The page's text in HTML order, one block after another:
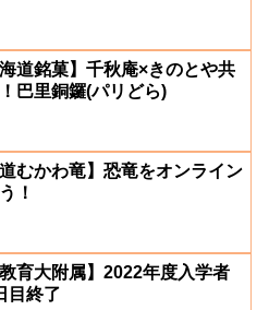
海道銘菓】千秋庵×きのとや共
巴里銅鑼(パリどら)
道むかわ竜】恐竜をオンライン
！
教育大附属】2022年度入学者
目終了